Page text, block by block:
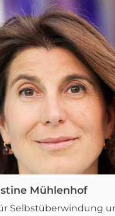
Mühlenhof
Selbstüberwindung